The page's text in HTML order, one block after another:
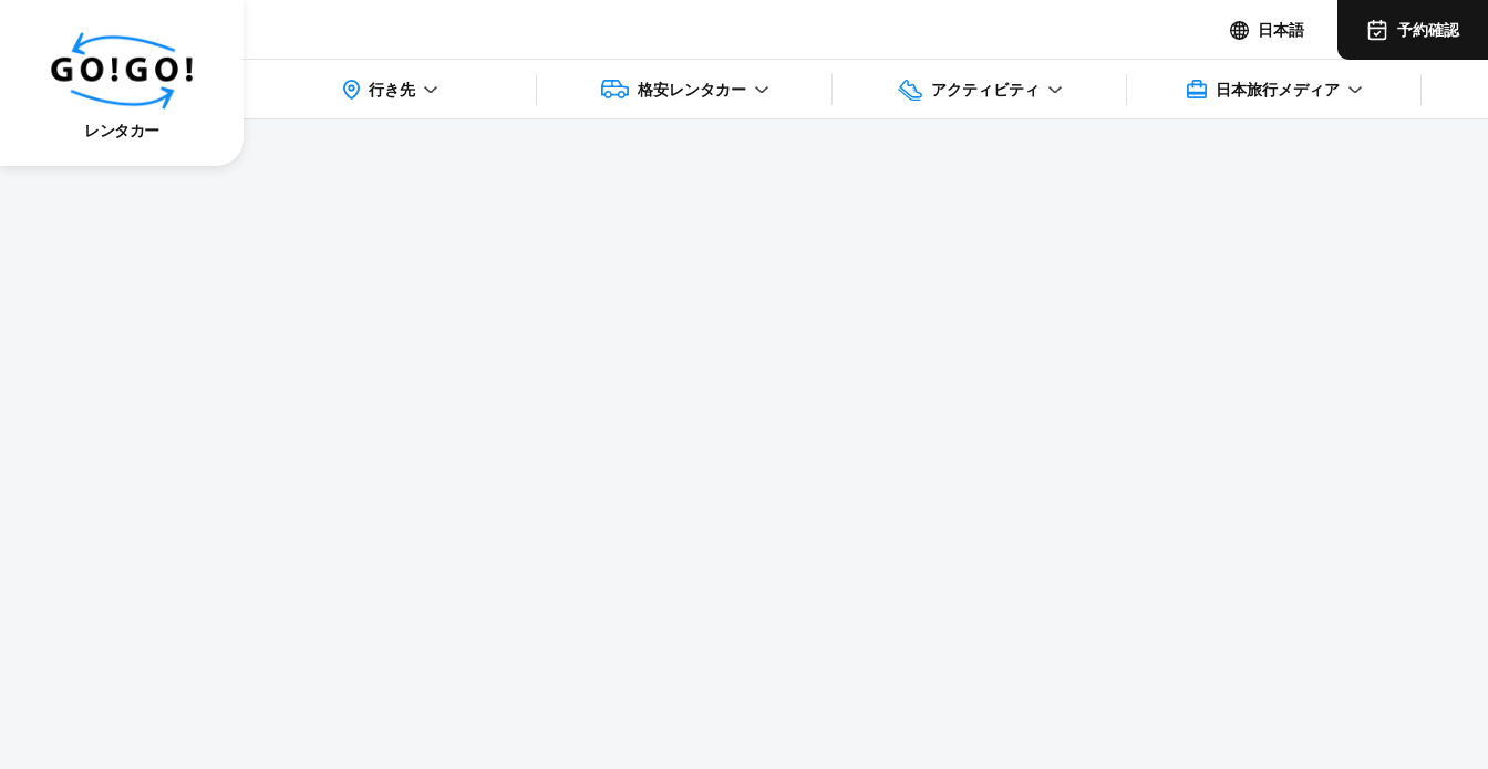
レンタカー
行き先 格安レンタカー アクティビティ 日本旅行メディア
日本語 予約確認